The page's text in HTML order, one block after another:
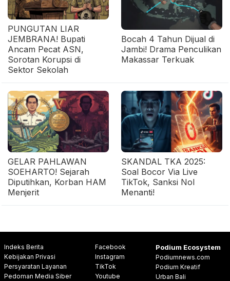
PUNGUTAN LIAR
JEMBRANA! Bupati
Ancam Pecat ASN,
Sorotan Korupsi di
Sektor Sekolah
Bocah 4 Tahun Dijual di
Jambi! Drama Penculikan
Makassar Terkuak
GELAR PAHLAWAN
SOEHARTO! Sejarah
Diputihkan, Korban HAM
Menjerit
SKANDAL TKA 2025:
Soal Bocor Via Live
TikTok, Sanksi Nol
Menanti!
Indeks Berita
Kebijakan Privasi
Persyaratan Layanan
Pedoman Media Siber
Facebook
Instagram
TikTok
Youtube
Podium Ecosystem
Podiumnews.com
Podium Kreatif
Urban Bali